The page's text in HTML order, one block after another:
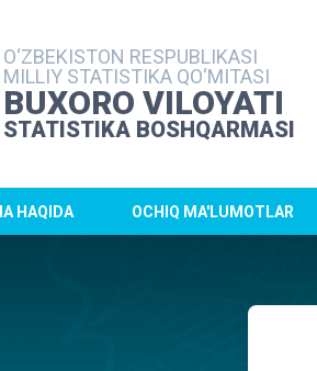
O‘ZBEKISTON RESPUBLIKASI
MILLIY STATISTIKA QO‘MITASI
BUXORO VILOYATI
STATISTIKA BOSHQARMASI
HAQIDA OCHIQ MA'LUMOTLAR